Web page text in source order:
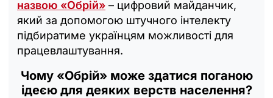
назвою «Обрій» – цифровий майданчик,
який за допомогою штучного інтелекту
підбиратиме українцям можливості для
працевлаштування.
Чому «Обрій» може здатися поганою
ідеєю для деяких верств населення?